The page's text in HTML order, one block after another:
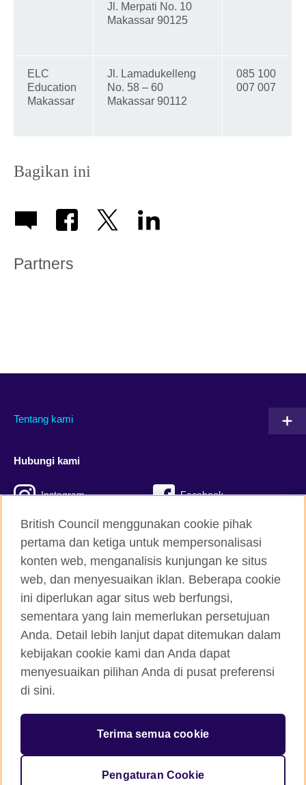
Jl. Merpati No. 10
Makassar 90125
ELC
Education
Makassar
Jl. Lamadukelleng
No. 58 – 60
Makassar 90112
085 100
007 007
Bagikan ini
Partners
Tentang kami
Hubungi kami
Instagram Facebook
Twitter TikTok
British Council global
Kerahasiaan dan Ketentuan
Cookie
Peta situs
© 2026 British Council
di Indonesia untuk hubungan kebudayaan dan kesempatan
pendidikan yang didirikan oleh British Council Holdings di
6501.AH.01.04 Tahun 2013.
British Council menggunakan cookie pihak
pertama dan ketiga untuk mempersonalisasi
konten web, menganalisis kunjungan ke situs
web, dan menyesuaikan iklan. Beberapa cookie
ini diperlukan agar situs web berfungsi,
sementara yang lain memerlukan persetujuan
Anda. Detail lebih lanjut dapat ditemukan dalam
kebijakan cookie kami dan Anda dapat
menyesuaikan pilihan Anda di pusat preferensi
di sini.
Terima semua cookie
Pengaturan Cookie